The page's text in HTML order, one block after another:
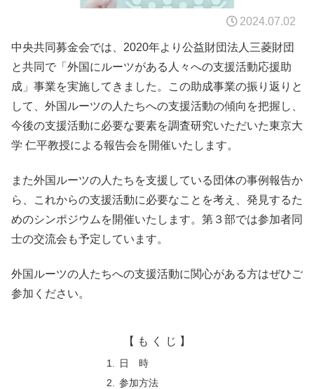
2024.07.02
中央共同募金会では、2020年より公益財団法人三菱財団
と共同で「外国にルーツがある人々への支援活動応援助
成」事業を実施してきました。この助成事業の振り返りと
して、外国ルーツの人たちへの支援活動の傾向を把握し、
今後の支援活動に必要な要素を調査研究いただいた東京大
学 仁平教授による報告会を開催いたします。
また外国ルーツの人たちを支援している団体の事例報告か
ら、これからの支援活動に必要なことを考え、発見するた
めのシンポジウムを開催いたします。第３部では参加者同
士の交流会も予定しています。
外国ルーツの人たちへの支援活動に関心がある方はぜひご
参加ください。
【 も く じ 】
日 時
参加方法